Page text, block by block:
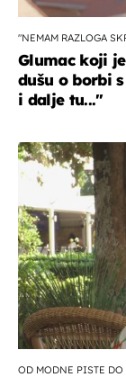
"NEMAM RAZLOGA
Glumac koji
dušu o borbi
i dalje tu..."
OD MODNE PISTE